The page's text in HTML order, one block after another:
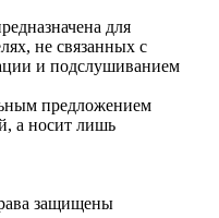
для
не связанных с
и подслушиванием
предложением
а носит лишь
защищены